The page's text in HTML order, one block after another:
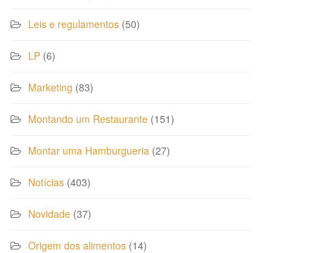
Leis e regulamentos (50)
LP (6)
Marketing (83)
Montando um Restaurante (151)
Montar uma Hamburgueria (27)
Notícias (403)
Novidade (37)
Origem dos alimentos (14)